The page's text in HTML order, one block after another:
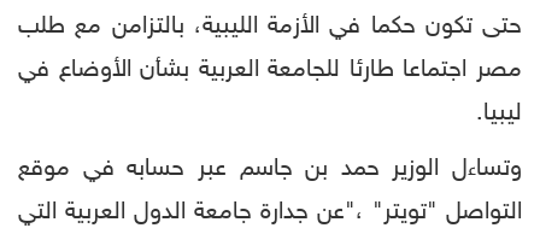
حتى تكون حكما في الأزمة الليبية، بالتزامن مع طلب
مصر اجتماعا طارئا للجامعة العربية بشأن الأوضاع في
ليبيا.
وتساءل الوزير حمد بن جاسم عبر حسابه في موقع
التواصل "تويتر" ،"عن جدارة جامعة الدول العربية التي